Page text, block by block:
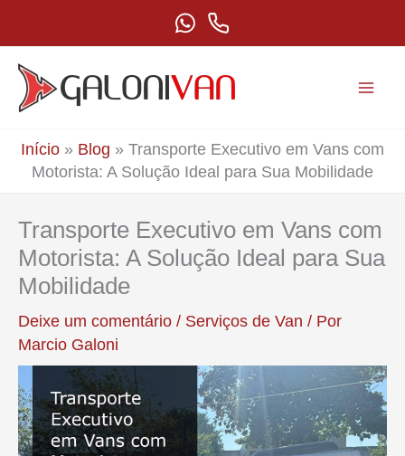
conteúdo
Início » Blog » Transporte Executivo em Vans com
Motorista: A Solução Ideal para Sua Mobilidade
Transporte Executivo em Vans com
Motorista: A Solução Ideal para Sua
Mobilidade
Deixe um comentário / Serviços de Van / Por
Marcio Galoni